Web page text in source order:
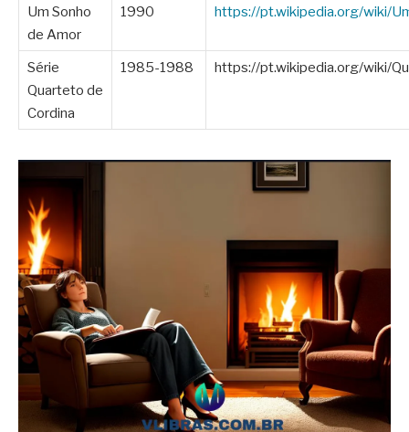
Um Sonho
de Amor
1990 https://pt.wikipedia.org/wiki/
Série
Quarteto de
Cordina
1985-1988 https://pt.wikipedia.org/wiki/